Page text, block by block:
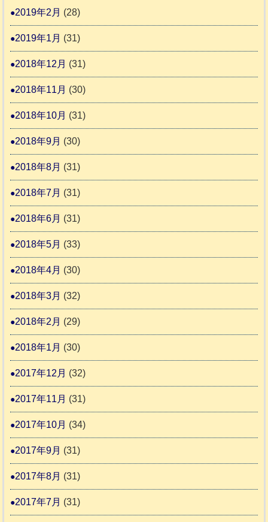
2019年2月 (28)
2019年1月 (31)
2018年12月 (31)
2018年11月 (30)
2018年10月 (31)
2018年9月 (30)
2018年8月 (31)
2018年7月 (31)
2018年6月 (31)
2018年5月 (33)
2018年4月 (30)
2018年3月 (32)
2018年2月 (29)
2018年1月 (30)
2017年12月 (32)
2017年11月 (31)
2017年10月 (34)
2017年9月 (31)
2017年8月 (31)
2017年7月 (31)